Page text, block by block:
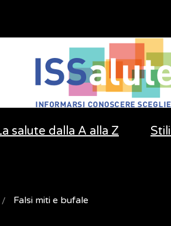
salute dalla A alla Z
Falsi miti e bufale